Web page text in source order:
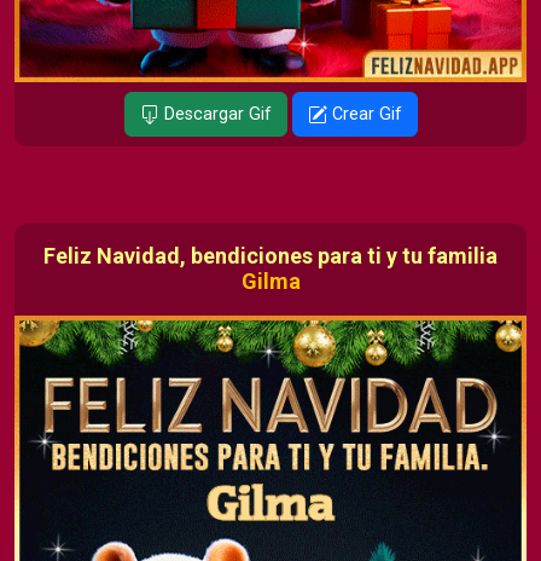
Descargar Gif Crear Gif
Feliz Navidad, bendiciones para ti y tu familia
Gilma